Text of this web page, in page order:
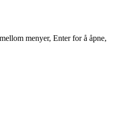
menyer, Enter for å åpne,